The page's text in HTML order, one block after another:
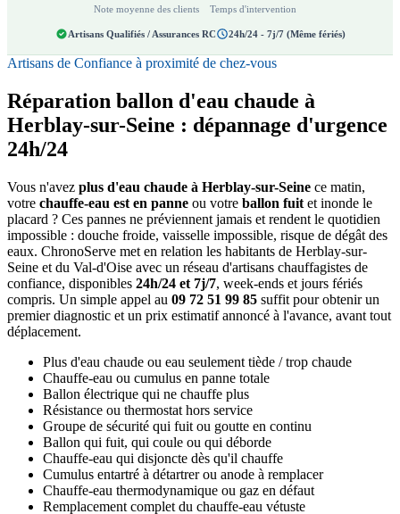
Note moyenne des clients Temps d'intervention
Artisans Qualifiés / Assurances RC 24h/24 - 7j/7 (Même fériés)
Artisans de Confiance à proximité de chez-vous
Réparation ballon d'eau chaude à
Herblay-sur-Seine : dépannage d'urgence
24h/24
Vous n'avez plus d'eau chaude à Herblay-sur-Seine ce matin,
votre chauffe-eau est en panne ou votre ballon fuit et inonde le
placard ? Ces pannes ne préviennent jamais et rendent le quotidien
impossible : douche froide, vaisselle impossible, risque de dégât des
eaux. ChronoServe met en relation les habitants de Herblay-sur-
Seine et du Val-d'Oise avec un réseau d'artisans chauffagistes de
confiance, disponibles 24h/24 et 7j/7, week-ends et jours fériés
compris. Un simple appel au 09 72 51 99 85 suffit pour obtenir un
premier diagnostic et un prix estimatif annoncé à l'avance, avant tout
déplacement.
Plus d'eau chaude ou eau seulement tiède / trop chaude
Chauffe-eau ou cumulus en panne totale
Ballon électrique qui ne chauffe plus
Résistance ou thermostat hors service
Groupe de sécurité qui fuit ou goutte en continu
Ballon qui fuit, qui coule ou qui déborde
Chauffe-eau qui disjoncte dès qu'il chauffe
Cumulus entartré à détartrer ou anode à remplacer
Chauffe-eau thermodynamique ou gaz en défaut
Remplacement complet du chauffe-eau vétuste